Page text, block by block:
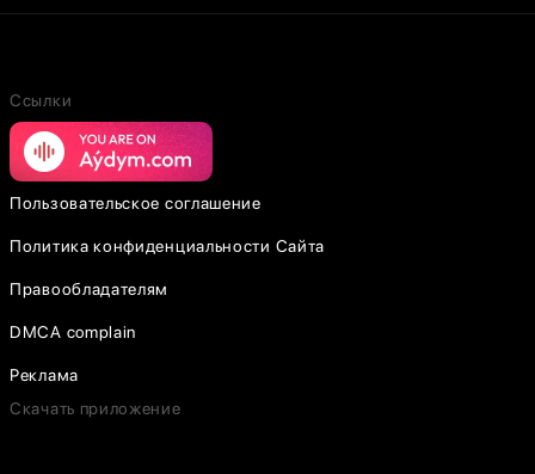
Ссылки
Пользовательское соглашение
Политика конфиденциальности Сайта
Правообладателям
DMCA complain
Реклама
Скачать приложение